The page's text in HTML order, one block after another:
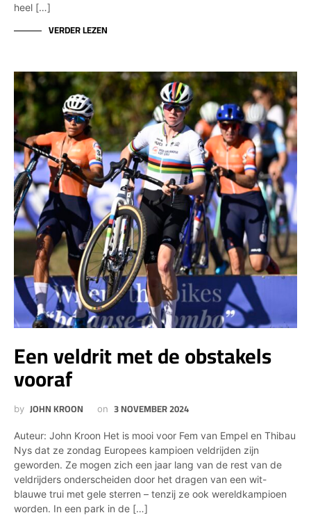
heel […]
VERDER LEZEN
Een veldrit met de obstakels
vooraf
by JOHN KROON on 3 NOVEMBER 2024
Auteur: John Kroon Het is mooi voor Fem van Empel en Thibau
Nys dat ze zondag Europees kampioen veldrijden zijn
geworden. Ze mogen zich een jaar lang van de rest van de
veldrijders onderscheiden door het dragen van een wit-
blauwe trui met gele sterren – tenzij ze ook wereldkampioen
worden.­ In een park in de […]